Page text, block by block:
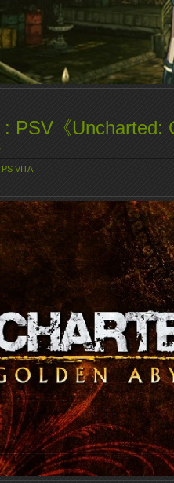
PSV《Uncharted:
PS VITA